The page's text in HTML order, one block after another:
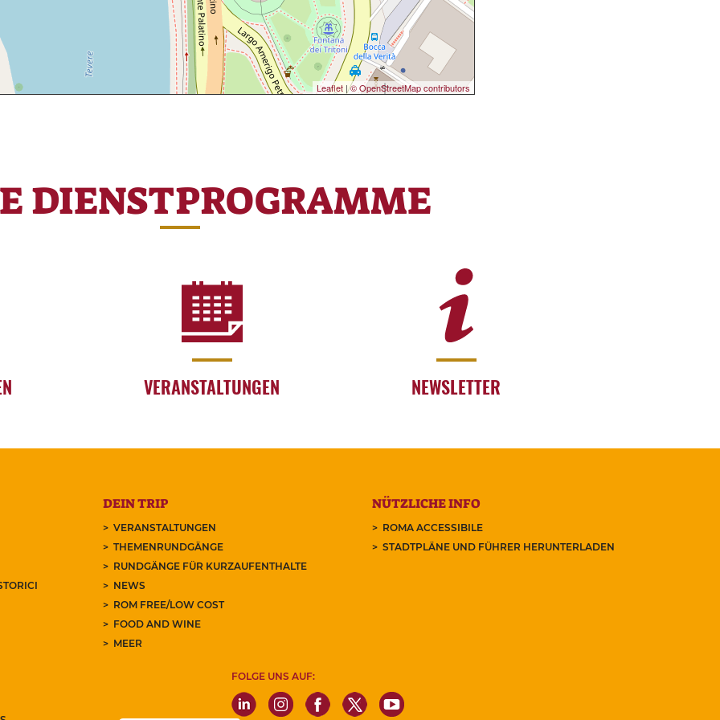
Leaflet |© OpenStreetMap contributors
DIENSTPROGRAMME
VERANSTALTUNGEN NEWSLETTER
DEIN TRIP
VERANSTALTUNGEN
THEMENRUNDGÄNGE
RUNDGÄNGE FÜR KURZAUFENTHALTE
NEWS
ROM FREE/LOW COST
FOOD AND WINE
MEER
NÜTZLICHE INFO
ROMA ACCESSIBILE
STADTPLÄNE UND FÜHRER HERUNTERLADEN
FOLGE UNS AUF: